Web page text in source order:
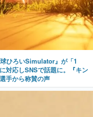
ひろいSimulator』が「1
対応しSNSで話題に。『キン
手から称賛の声